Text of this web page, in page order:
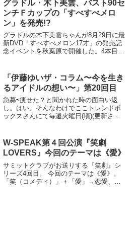
年齢になったん...
グラドル・木下美雲、バスト90セ
ンチＦカップの「すべすべメロ
ン」を発売!?
グラドルの木下美雲ちゃんが8月29日に最
新DVD「すべすべメロン17才」の発売記
念イベントを秋葉原で開催した。4本目と
ったばかりの美雲ちゃんはタイトルにつ
いて、「...
「伊藤ゆいザ・コラム〜今を生き
るアイドルの想い〜」第20回目
急募⇨痩せた？と聞かれた時の面白い返
し。はい、そんなわけでここトレンドボ
ックスさんにて毎週火曜日(頃)(更新させ
回目！今回のテーマは“初めてのアイドル
入門〜アイドルラ...
W-SPEAK第４回公演『笑劇
LOVERS』今回のテーマは《愛》
サミットクラブがお送りする『笑劇』シ
リーズ4回目。 今回のテーマは《愛》。
「笑（コメディ）」＋「愛」→恋愛、友